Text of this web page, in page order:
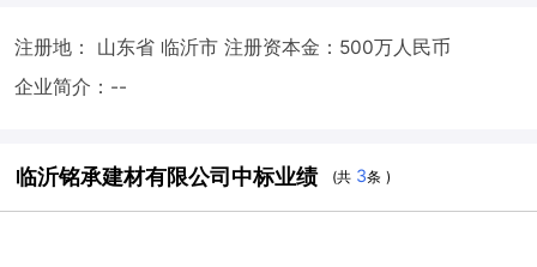
注册地： 山东省 临沂市 注册资本金：500万人民币
企业简介：--
临沂铭承建材有限公司中标业绩 (共 3条 )